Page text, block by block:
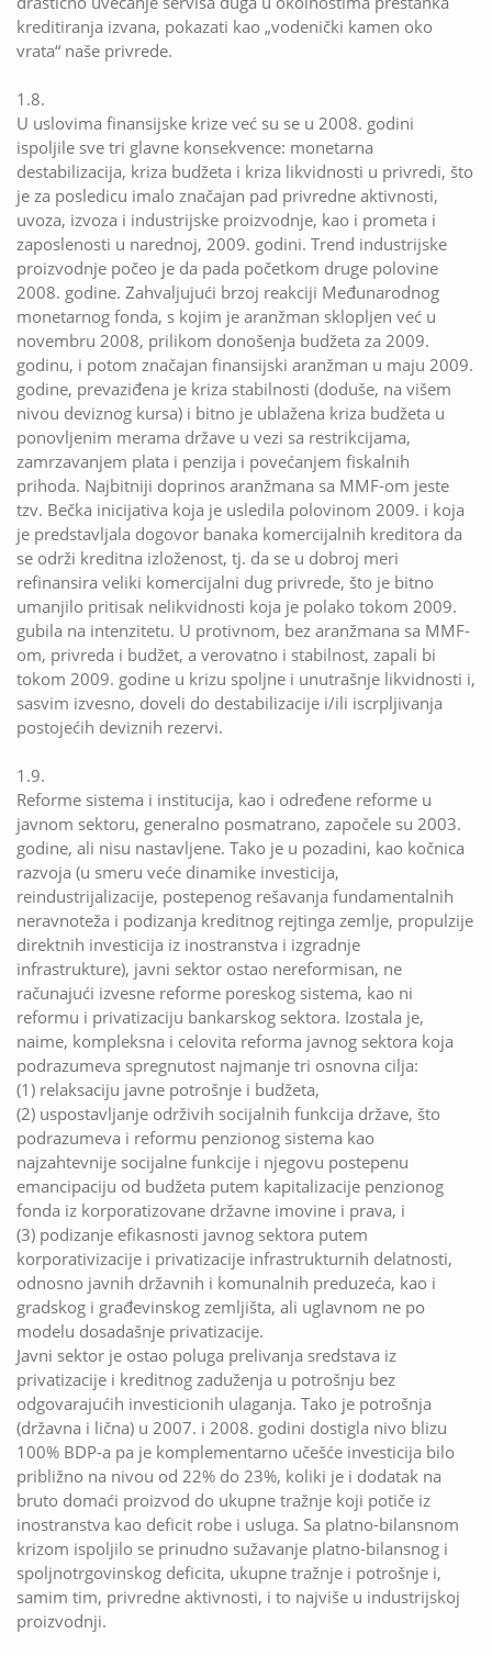
kreditiranja izvana, pokazati kao „vodenički kamen oko
vrata“ naše privrede.
1.8.
U uslovima finansijske krize već su se u 2008. godini
ispoljile sve tri glavne konsekvence: monetarna
destabilizacija, kriza budžeta i kriza likvidnosti u privredi, što
je za posledicu imalo značajan pad privredne aktivnosti,
uvoza, izvoza i industrijske proizvodnje, kao i prometa i
zaposlenosti u narednoj, 2009. godini. Trend industrijske
proizvodnje počeo je da pada početkom druge polovine
2008. godine. Zahvaljujući brzoj reakciji Međunarodnog
monetarnog fonda, s kojim je aranžman sklopljen već u
novembru 2008, prilikom donošenja budžeta za 2009.
godinu, i potom značajan finansijski aranžman u maju 2009.
godine, prevaziđena je kriza stabilnosti (doduše, na višem
nivou deviznog kursa) i bitno je ublažena kriza budžeta u
ponovljenim merama države u vezi sa restrikcijama,
zamrzavanjem plata i penzija i povećanjem fiskalnih
prihoda. Najbitniji doprinos aranžmana sa MMF-om jeste
tzv. Bečka inicijativa koja je usledila polovinom 2009. i koja
je predstavljala dogovor banaka komercijalnih kreditora da
se održi kreditna izloženost, tj. da se u dobroj meri
refinansira veliki komercijalni dug privrede, što je bitno
umanjilo pritisak nelikvidnosti koja je polako tokom 2009.
gubila na intenzitetu. U protivnom, bez aranžmana sa MMF-
om, privreda i budžet, a verovatno i stabilnost, zapali bi
tokom 2009. godine u krizu spoljne i unutrašnje likvidnosti i,
sasvim izvesno, doveli do destabilizacije i/ili iscrpljivanja
postojećih deviznih rezervi.
1.9.
Reforme sistema i institucija, kao i određene reforme u
javnom sektoru, generalno posmatrano, započele su 2003.
godine, ali nisu nastavljene. Tako je u pozadini, kao kočnica
razvoja (u smeru veće dinamike investicija,
reindustrijalizacije, postepenog rešavanja fundamentalnih
neravnoteža i podizanja kreditnog rejtinga zemlje, propulzije
direktnih investicija iz inostranstva i izgradnje
infrastrukture), javni sektor ostao nereformisan, ne
računajući izvesne reforme poreskog sistema, kao ni
reformu i privatizaciju bankarskog sektora. Izostala je,
naime, kompleksna i celovita reforma javnog sektora koja
podrazumeva spregnutost najmanje tri osnovna cilja:
(1) relaksaciju javne potrošnje i budžeta,
(2) uspostavljanje održivih socijalnih funkcija države, što
podrazumeva i reformu penzionog sistema kao
najzahtevnije socijalne funkcije i njegovu postepenu
emancipaciju od budžeta putem kapitalizacije penzionog
fonda iz korporatizovane državne imovine i prava, i
(3) podizanje efikasnosti javnog sektora putem
korporativizacije i privatizacije infrastrukturnih delatnosti,
odnosno javnih državnih i komunalnih preduzeća, kao i
gradskog i građevinskog zemljišta, ali uglavnom ne po
modelu dosadašnje privatizacije.
Javni sektor je ostao poluga prelivanja sredstava iz
privatizacije i kreditnog zaduženja u potrošnju bez
odgovarajućih investicionih ulaganja. Tako je potrošnja
(državna i lična) u 2007. i 2008. godini dostigla nivo blizu
100% BDP-a pa je komplementarno učešće investicija bilo
približno na nivou od 22% do 23%, koliki je i dodatak na
bruto domaći proizvod do ukupne tražnje koji potiče iz
inostranstva kao deficit robe i usluga. Sa platno-bilansnom
krizom ispoljilo se prinudno sužavanje platno-bilansnog i
spoljnotrgovinskog deficita, ukupne tražnje i potrošnje i,
samim tim, privredne aktivnosti, i to najviše u industrijskoj
proizvodnji.